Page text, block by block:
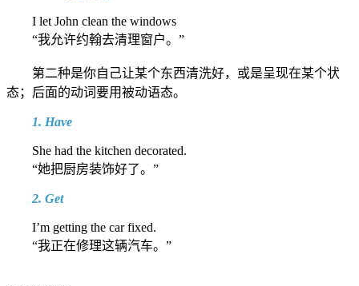
I let John clean the windows
“我允许约翰去清理窗户。”
第二种是你自己让某个东西清洗好，或是呈现在某个状
态；后面的动词要用被动语态。
1. Have
She had the kitchen decorated.
“她把厨房装饰好了。”
2. Get
I’m getting the car fixed.
“我正在修理这辆汽车。”